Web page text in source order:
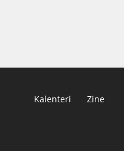
Kalenteri Zine